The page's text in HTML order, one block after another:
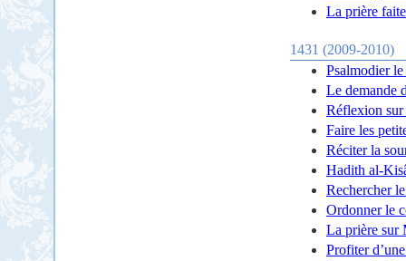
La prière
1431 (2009-2010)
Psalmodier
Le demande
Réflexion
Faire les
Réciter la
Hadith al-
Rechercher
Ordonner le
La prière sur
Profiter